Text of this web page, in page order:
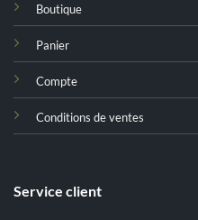
Boutique
Panier
Compte
Conditions de ventes
Service client